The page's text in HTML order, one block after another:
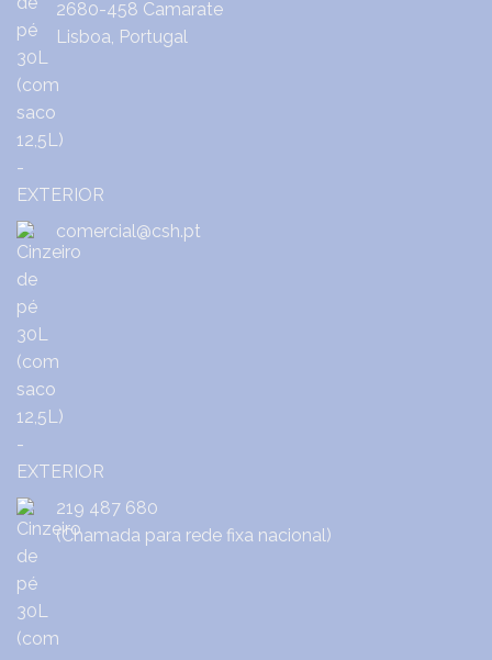
2680-458 Camarate
Lisboa, Portugal
comercial@csh.pt
219 487 680
(Chamada para rede fixa nacional)